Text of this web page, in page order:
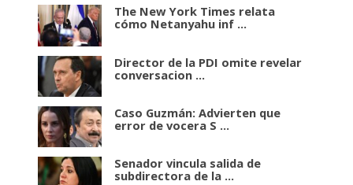
The New York Times relata
cómo Netanyahu inf ...
Director de la PDI omite revelar
conversacion ...
Caso Guzmán: Advierten que
error de vocera S ...
Senador vincula salida de
subdirectora de la ...